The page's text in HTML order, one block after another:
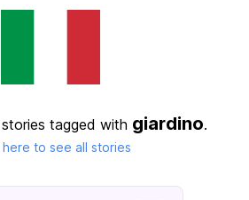
tagged with giardino.
here to see all stories